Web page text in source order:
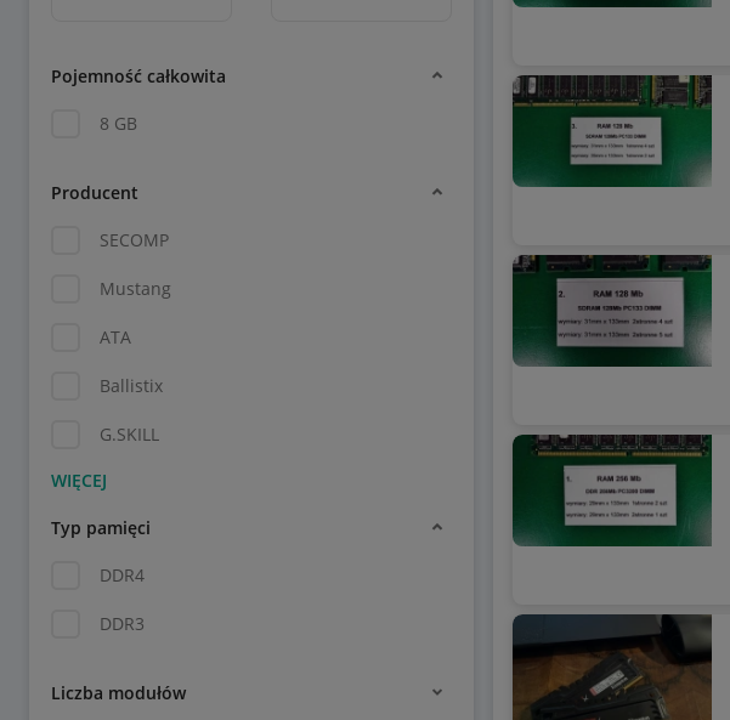
Pojemność całkowita
8 GB
Producent
SECOMP
Mustang
ATA
Ballistix
G.SKILL
Typ pamięci
DDR4
DDR3
Liczba modułów